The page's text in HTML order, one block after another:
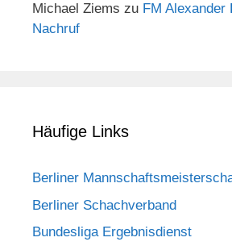
Michael Ziems zu FM Alexander
Nachruf
Häufige Links
Berliner
Berliner Schachverband
Bundesliga Ergebnisdienst